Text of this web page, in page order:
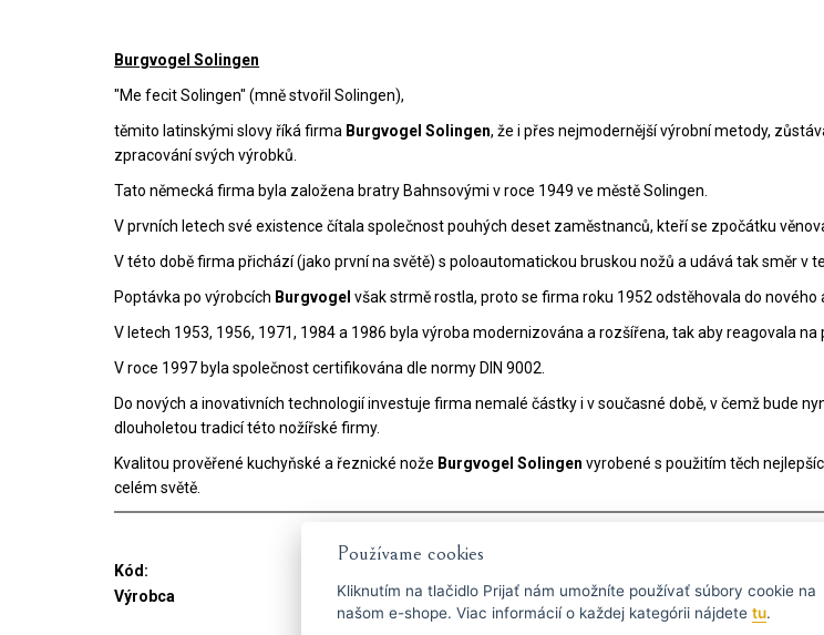
Burgvogel Solingen
"Me fecit Solingen" (mně stvořil Solingen),
těmito latinskými slovy říká firma Burgvogel Solingen, že i přes nejmodernější výrobní metody,
zpracování svých výrobků.
Tato německá firma byla založena bratry Bahnsovými v roce 1949 ve městě Solingen.
V prvních letech své existence čítala společnost pouhých deset zaměstnanců, kteří se zpočátku
V této době firma přichází (jako první na světě) s poloautomatickou bruskou nožů a udává tak směr v
Poptávka po výrobcích Burgvogel však strmě rostla, proto se firma roku 1952 odstěhovala do
V letech 1953, 1956, 1971, 1984 a 1986 byla výroba modernizována a rozšířena, tak aby reagovala
V roce 1997 byla společnost certifikována dle normy DIN 9002.
Do nových a inovativních technologií investuje firma nemalé částky i v současné době, v čemž bude
dlouholetou tradicí této nožířské firmy.
Kvalitou prověřené kuchyňské a řeznické nože Burgvogel Solingen vyrobené s použitím těch
celém světě.
Kód:
Výrobca
Burgvogel Solingen
Používame cookies
Kliknutím na tlačidlo Prijať nám umožníte používať súbory cookie na
našom e-shope. Viac informácií o každej kategórii nájdete tu.